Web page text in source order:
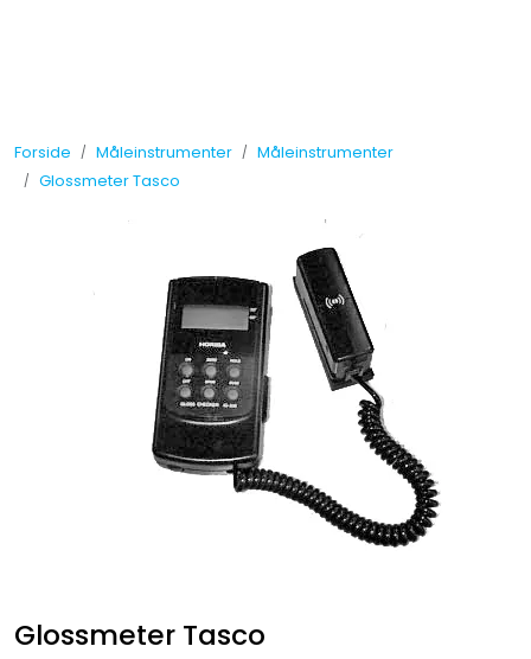
Forside Måleinstrumenter
Måleinstrumenter
Glossmeter Tasco
Glossmeter Tasco
Måleinstrumenter
Vinduspusseutstyr
Gravferd